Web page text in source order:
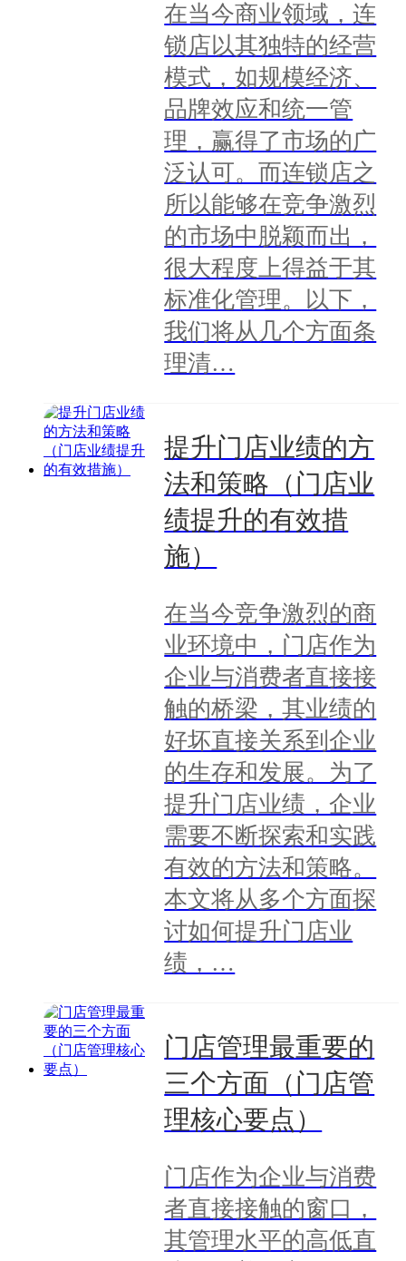
在当今商业领域，连
锁店以其独特的经营
模式，如规模经济、
品牌效应和统一管
理，赢得了市场的广
泛认可。而连锁店之
所以能够在竞争激烈
的市场中脱颖而出，
很大程度上得益于其
标准化管理。以下，
我们将从几个方面条
理清…
提升门店业绩的方
法和策略（门店业
绩提升的有效措
施）
在当今竞争激烈的商
业环境中，门店作为
企业与消费者直接接
触的桥梁，其业绩的
好坏直接关系到企业
的生存和发展。为了
提升门店业绩，企业
需要不断探索和实践
有效的方法和策略。
本文将从多个方面探
讨如何提升门店业
绩，…
门店管理最重要的
三个方面（门店管
理核心要点）
门店作为企业与消费
者直接接触的窗口，
其管理水平的高低直